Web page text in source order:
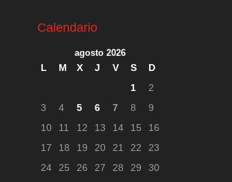
Calendario
agosto 2026
L M X J V S
D
1
2
3
4 5 6 7 8
9
10
11 12 13 14 15
16
17
18 19 20 21 22
23
24
25 26 27 28 29 30